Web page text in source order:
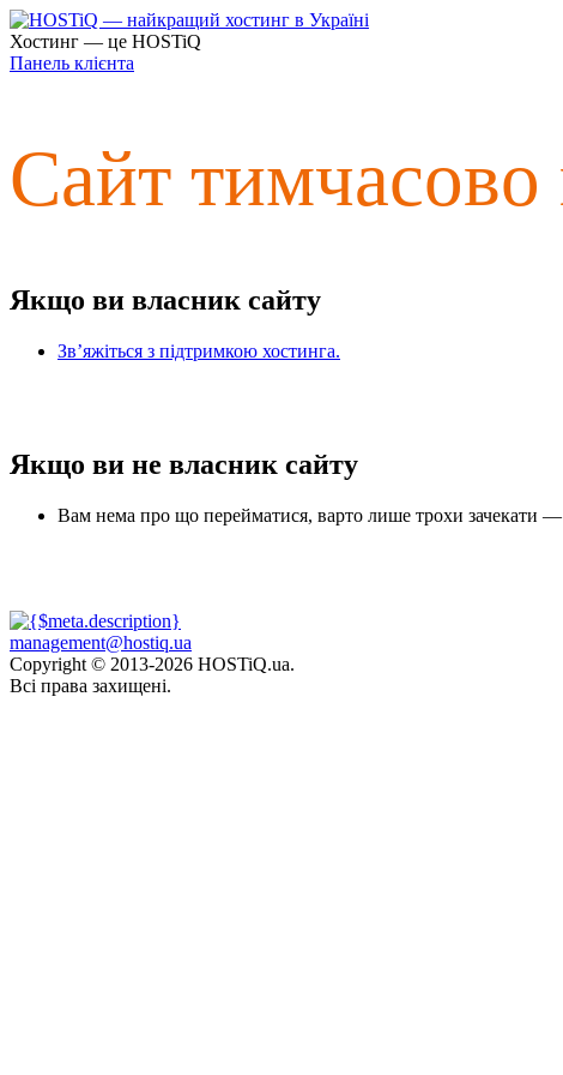
Хостинг — це HOSTiQ
Панель клієнта
Сайт
Якщо ви власник сайту
Зв’яжіться з підтримкою хостинга.
Якщо ви не власник сайту
Вам нема про що перейматися, варто лише трохи зачекати —
management@hostiq.ua
Copyright © 2013-2026 HOSTiQ.ua.
Всі права захищені.